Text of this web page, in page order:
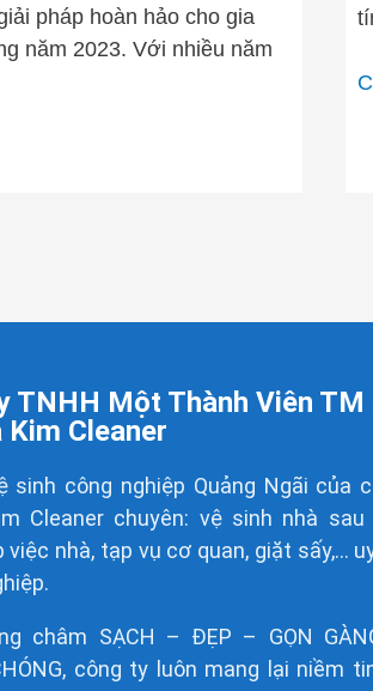
pháp hoàn hảo cho gia
năm 2023. Với nhiều năm
TNHH Một Thành Viên TM
Kim Cleaner
sinh công nghiệp Quảng Ngãi của
Cleaner chuyên: vệ sinh nhà sau
việc nhà, tạp vụ cơ quan, giặt sấy,…
châm SẠCH – ĐẸP – GỌN
công ty luôn mang lại niềm